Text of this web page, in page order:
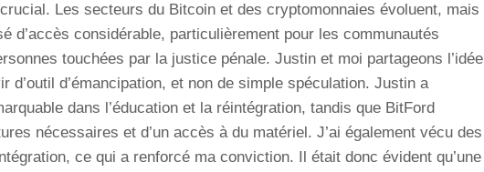
Les secteurs du Bitcoin et des cryptomonnaies évoluent, mais
d’accès considérable, particulièrement pour les communautés
touchées par la justice pénale. Justin et moi partageons l’idée
d’outil d’émancipation, et non de simple spéculation. Justin a
dans l’éducation et la réintégration, tandis que BitFord
nécessaires et d’un accès à du matériel. J’ai également vécu des
ce qui a renforcé ma conviction. Il était donc évident qu’une